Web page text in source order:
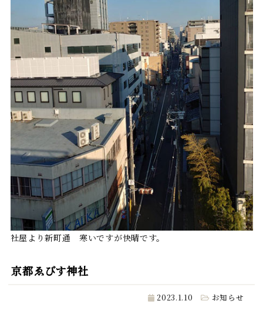
社屋より新町通 寒いですが快晴です。
京都ゑびす神社
2023.1.10 お知らせ